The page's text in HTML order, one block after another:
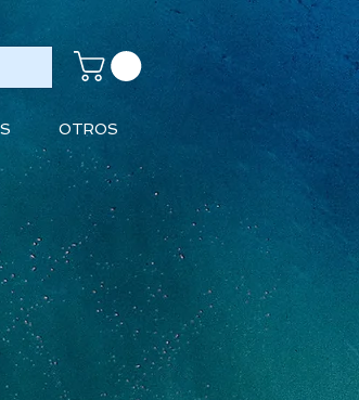
OTROS